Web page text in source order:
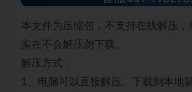
本文件为压缩包，不支持在线解压，
实在不会解压勿下载。
解压方式：
1、电脑可以直接解压。下载到本地